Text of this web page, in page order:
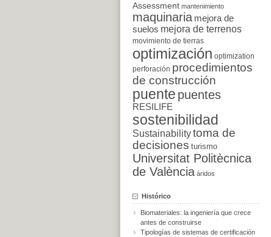
Assessment mantenimiento
maquinaria mejora de
suelos mejora de terrenos
movimiento de tierras
optimización optimization
perforación procedimientos
de construcción
puente puentes
RESILIFE
sostenibilidad
Sustainabilitytoma de
decisiones turismo
Universitat Politècnica
de València áridos
Histórico
Biomateriales: la ingeniería que crece
antes de construirse
Tipologías de sistemas de certificación